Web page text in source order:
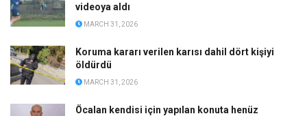
videoya aldı
MARCH 31, 2026
Koruma kararı verilen karısı dahil dört kişiyi
öldürdü
MARCH 31, 2026
Öcalan kendisi için yapılan konuta henüz